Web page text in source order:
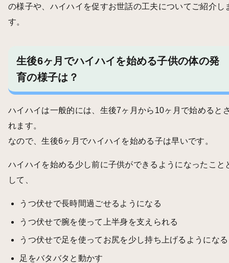
の様子や、ハイハイを促すお世話の工夫についてご紹介し
す。
生後6ヶ月でハイハイを始める子供の体の発
育の様子は？
ハイハイは一般的には、生後7ヶ月から10ヶ月で始めると
れます。
なので、生後6ヶ月でハイハイを始める子は早いです。
ハイハイを始める少し前に子供ができるようになったこと
して、
うつ伏せで長時間過ごせるようになる
うつ伏せで腕を使って上半身を支えられる
うつ伏せで足を使ってお尻を少し持ち上げるようになる
足をバタバタと動かす